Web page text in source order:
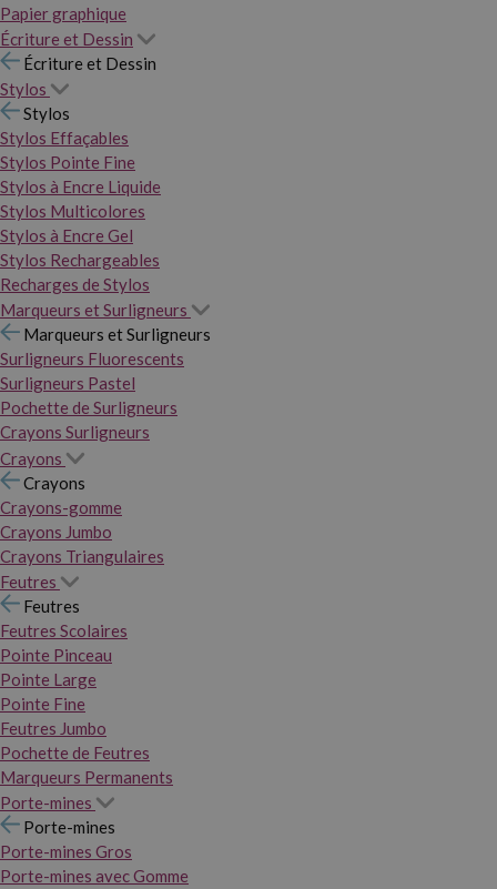
Papier graphique
Écriture et Dessin
Écriture et Dessin
Stylos
Stylos
Stylos Effaçables
Stylos Pointe Fine
Stylos à Encre Liquide
Stylos Multicolores
Stylos à Encre Gel
Stylos Rechargeables
Recharges de Stylos
Marqueurs et Surligneurs
Marqueurs et Surligneurs
Surligneurs Fluorescents
Surligneurs Pastel
Pochette de Surligneurs
Crayons Surligneurs
Crayons
Crayons
Crayons-gomme
Crayons Jumbo
Crayons Triangulaires
Feutres
Feutres
Feutres Scolaires
Pointe Pinceau
Pointe Large
Pointe Fine
Feutres Jumbo
Pochette de Feutres
Marqueurs Permanents
Porte-mines
Porte-mines
Porte-mines Gros
Porte-mines avec Gomme